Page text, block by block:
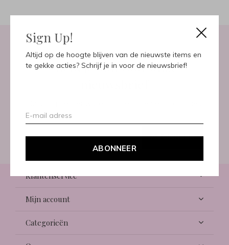
Sign Up!
Altijd op de hoogte blijven van de nieuwste items en
te gekke acties? Schrijf je in voor de nieuwsbrief!
ABONNEER
Meld je aan voor onze
ABONNEER
Klantenservice
Mijn account
Categorieën